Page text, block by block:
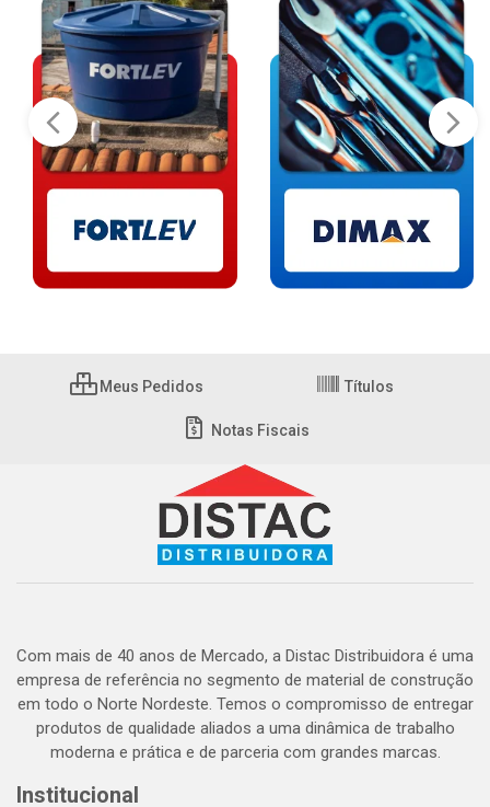
Meus Pedidos Títulos
Notas Fiscais
Com mais de 40 anos de Mercado, a Distac Distribuidora é uma
empresa de referência no segmento de material de construção
em todo o Norte Nordeste. Temos o compromisso de entregar
produtos de qualidade aliados a uma dinâmica de trabalho
moderna e prática e de parceria com grandes marcas.
Institucional